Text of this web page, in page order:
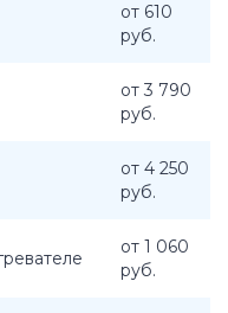
от 610
руб.
от 3 790
руб.
от 4 250
руб.
от 1 060
руб.